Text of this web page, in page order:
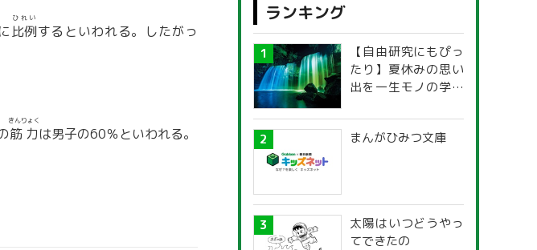
比例
ひれい
するといわれる。したがっ
筋力
きんりょく
は男子の60％といわれる。
ランキング
【自由研究にもぴっ
たり】夏休みの思い
出を一生モノの学び
探究ガイド
まんがひみつ文庫
太陽はいつどうやっ
てできたの